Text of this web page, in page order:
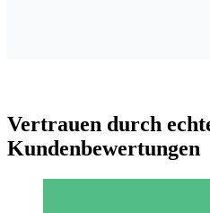
Vertrauen durch
Kundenbewertungen